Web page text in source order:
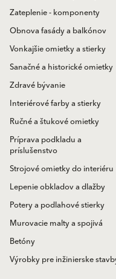
Zateplenie - komponenty
Obnova fasády a balkónov
Vonkajšie omietky a stierky
Sanačné a historické omietky
Zdravé bývanie
Interiérové farby a stierky
Ručné a štukové omietky
Príprava podkladu a
príslušenstvo
Strojové omietky do interiéru
Lepenie obkladov a dlažby
Potery a podlahové stierky
Murovacie malty a spojivá
Betóny
Výrobky pre inžinierske